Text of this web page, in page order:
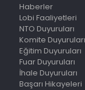
Haberler
Lobi Faaliyetleri
NTO Duyuruları
Komite Duyuruları
Eğitim Duyuruları
Fuar Duyuruları
İhale Duyuruları
Başarı Hikayeleri